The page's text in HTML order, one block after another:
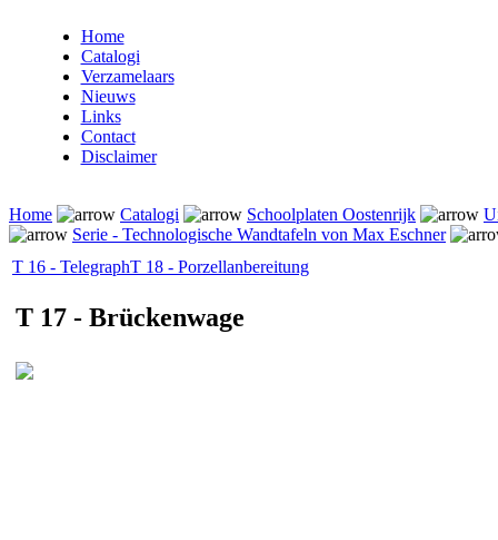
Home
Catalogi
Verzamelaars
Nieuws
Links
Contact
Disclaimer
Home Catalogi Schoolplaten Oostenrijk
Serie - Technologische Wandtafeln von Max Eschner
T 16 - TelegraphT 18 - Porzellanbereitung
T 17 - Brückenwage